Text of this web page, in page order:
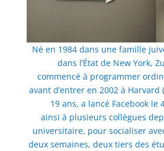
Né en 1984 dans une famille
dans l’État de New York,
commencé à programmer
avant d’entrer en 2002 à Harvard
19 ans, a lancé Facebook le
ainsi à plusieurs collègues
universitaire, pour socialiser
deux semaines, deux tiers des